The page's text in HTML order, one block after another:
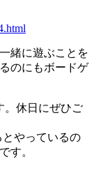
緒に遊ぶことを
のにもボードゲ
。休日にぜひご
とやっているの
す。